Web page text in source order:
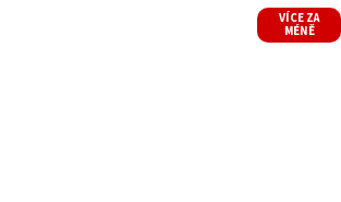
VÍCE ZA
MÉNĚ